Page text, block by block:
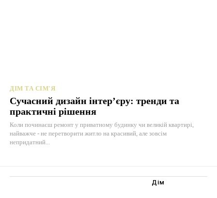
ДІМ ТА СІМ'Я
Сучасний дизайн інтер’єру: тренди та
практичні рішення
Коли починаєш ремонт у приватному будинку чи великій квартирі,
найважче - не перетворити житло на красивий, але зовсім
непридатний...
Дім